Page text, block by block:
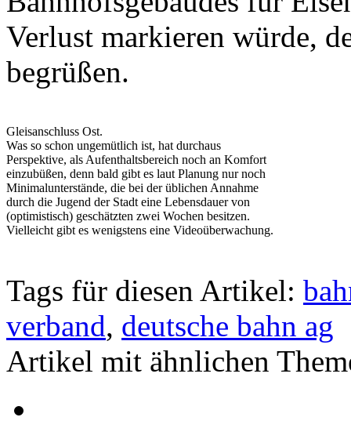
Verlust markieren würde,
begrüßen.
Gleisanschluss Ost.
Was so schon ungemütlich ist, hat durchaus
Perspektive, als Aufenthaltsbereich noch an Komfort
einzubüßen, denn bald gibt es laut Planung nur noch
Minimalunterstände, die bei der üblichen Annahme
durch die Jugend der Stadt eine Lebensdauer von
(optimistisch) geschätzten zwei Wochen besitzen.
Vielleicht gibt es wenigstens eine Videoüberwachung.
Tags für diesen Artikel:
verband, deutsche bahn ag
Artikel mit ähnlichen